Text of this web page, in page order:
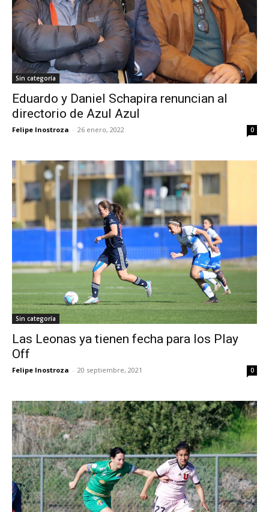
Sin categoría
Eduardo y Daniel Schapira renuncian al
directorio de Azul Azul
Felipe Inostroza - 26 enero, 2022 0
Sin categoría
Las Leonas ya tienen fecha para los Play
Off
Felipe Inostroza - 20 septiembre, 2021 0